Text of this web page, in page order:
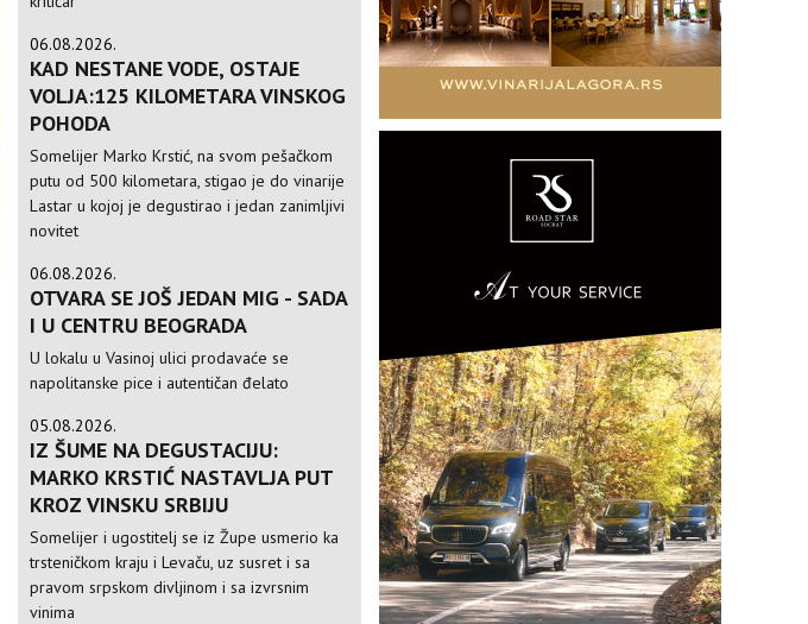
06.08.2026.
KAD NESTANE VODE, OSTAJE
VOLJA:125 KILOMETARA VINSKOG
POHODA
Somelijer Marko Krstić, na svom pešačkom
putu od 500 kilometara, stigao je do vinarije
Lastar u kojoj je degustirao i jedan zanimljivi
novitet
06.08.2026.
OTVARA SE JOŠ JEDAN MIG - SADA
I U CENTRU BEOGRADA
U lokalu u Vasinoj ulici prodavaće se
napolitanske pice i autentičan đelato
05.08.2026.
IZ ŠUME NA DEGUSTACIJU:
MARKO KRSTIĆ NASTAVLJA PUT
KROZ VINSKU SRBIJU
Somelijer i ugostitelj se iz Župe usmerio ka
trsteničkom kraju i Levaču, uz susret i sa
pravom srpskom divljinom i sa izvrsnim
vinima